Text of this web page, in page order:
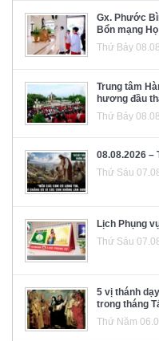
Gx. Phước
Bổn mạng
Thứ Bảy
Trung tâm
hương đầu
Thứ Bảy
08.08.2026 –
Thứ Sáu
Lịch Phụng
Thứ Sáu
5 vị thánh
trong tháng
Thứ Năm